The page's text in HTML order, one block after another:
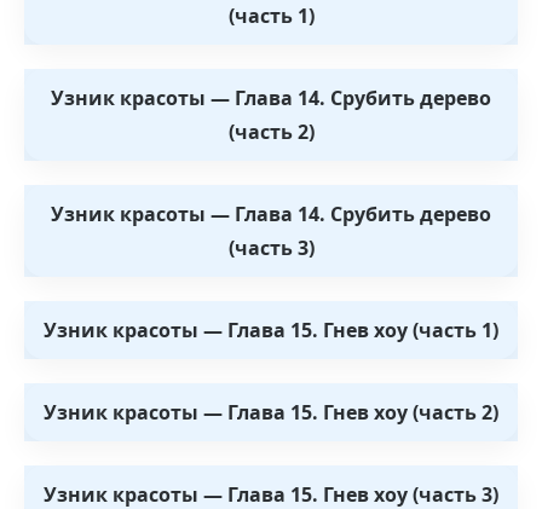
(часть 1)
Узник красоты — Глава 14. Срубить дерево
(часть 2)
Узник красоты — Глава 14. Срубить дерево
(часть 3)
Узник красоты — Глава 15. Гнев хоу (часть 1)
Узник красоты — Глава 15. Гнев хоу (часть 2)
Узник красоты — Глава 15. Гнев хоу (часть 3)